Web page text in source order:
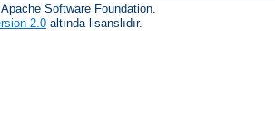
Software Foundation.
2.0 altında lisanslıdır.